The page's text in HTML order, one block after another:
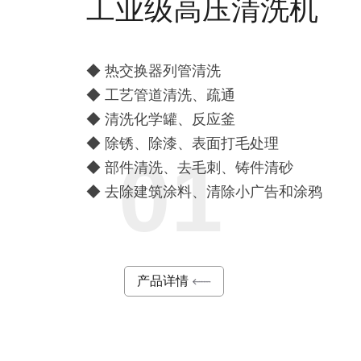
工业级高压清洗机
◆ 热交换器列管清洗
◆ 工艺管道清洗、疏通
◆ 清洗化学罐、反应釜
◆ 除锈、除漆、表面打毛处理
◆ 部件清洗、去毛刺、铸件清砂
◆ 去除建筑涂料、清除小广告和涂鸦
产品详情
01